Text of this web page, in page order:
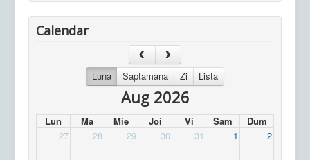
Calendar
Luna Saptamana Zi Lista
Aug 2026
Lun Ma Mie Joi Vi Sam
Dum
27
28 29 30 31 1 2